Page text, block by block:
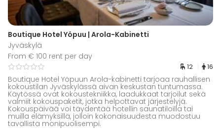
Boutique Hotel Yöpuu | Arola-Kabinetti
Jyväskylä
From € 100 rent per day
12 16
Boutique Hotel Yöpuun Arola-kabinetti tarjoaa rauhallisen
kokoustilan Jyväskylässä aivan keskustan tuntumassa.
Käytössä ovat kokoustekniikka, laadukkaat tarjoilut sekä
valmiit kokouspaketit, jotka helpottavat järjestelyjä.
Kokouspäivää voi täydentää hotellin saunatiloilla tai
muilla elämyksillä, jolloin kokonaisuudesta muodostuu
tavallista monipuolisempi.